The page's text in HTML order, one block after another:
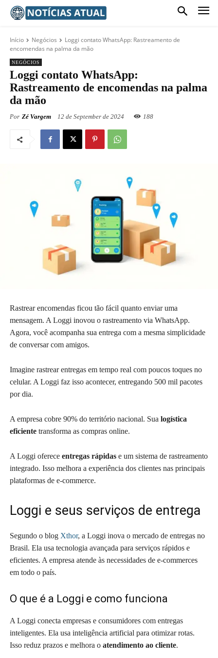
Início Negócios
Loggi contato WhatsApp: Rastreamento de
encomendas na palma da mão
NEGÓCIOS
Loggi contato WhatsApp:
Rastreamento de encomendas na palma
da mão
Por Zé Vargem 12 de September de 2024 188
Rastrear encomendas ficou tão fácil quanto enviar uma
mensagem. A Loggi inovou o rastreamento via WhatsApp.
Agora, você acompanha sua entrega com a mesma simplicidade
de conversar com amigos.
Imagine rastrear entregas em tempo real com poucos toques no
celular. A Loggi faz isso acontecer, entregando 500 mil pacotes
por dia.
A empresa cobre 90% do território nacional. Sua logística
eficiente transforma as compras online.
A Loggi oferece entregas rápidas e um sistema de rastreamento
integrado. Isso melhora a experiência dos clientes nas principais
plataformas de e-commerce.
Loggi e seus serviços de entrega
Segundo o blog Xthor, a Loggi inova o mercado de entregas no
Brasil. Ela usa tecnologia avançada para serviços rápidos e
eficientes. A empresa atende às necessidades de e-commerces
em todo o país.
O que é a Loggi e como funciona
A Loggi conecta empresas e consumidores com entregas
inteligentes. Ela usa inteligência artificial para otimizar rotas.
Isso reduz prazos e melhora o atendimento ao cliente.